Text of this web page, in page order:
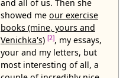
and all of us. Then she
showed me our exercise
books (mine, yours and
Venichka's) [2], my essays,
your and my letters, but
most interesting of all, a